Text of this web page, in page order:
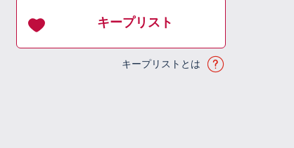
キープリスト
キープリストとは